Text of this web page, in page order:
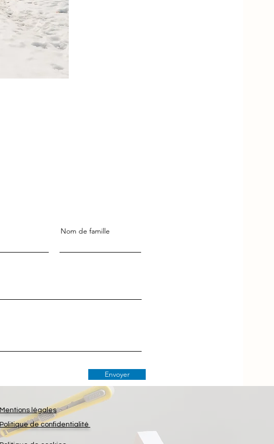
Nom de famille
Envoyer
Mentions légales
Politique de confidentialité